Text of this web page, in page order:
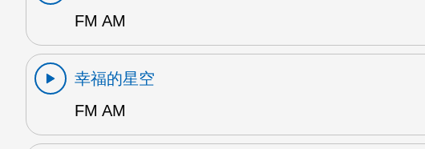
FM AM
幸福的星空
FM AM